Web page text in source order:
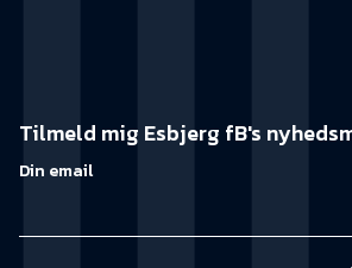
Tilmeld mig Esbjerg fB's
Din email